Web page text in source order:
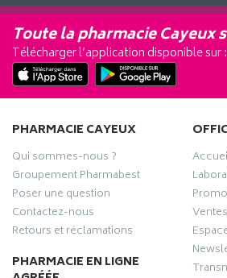
Toute la pharmacie Cayeux
Télécharger l’application disponible sur :
PHARMACIE CAYEUX
Qui sommes-nous ?
Groupement Pharmabest
Poser une question
Contactez-nous
Retours et réclamations
PHARMACIE EN LIGNE